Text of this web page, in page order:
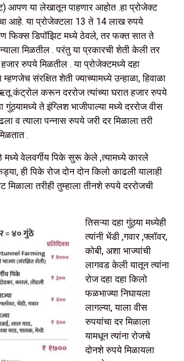
आपण या लेखातून पाहणार आहोत .हा प्रोजेक्ट
आहे. या प्रोजेक्टला 13 ते 14 लाख रुपये
फिक्स डिपॉझिट मध्ये ठेवले, तर फक्त सात ते
मिळतील . परंतु या प्रकारची शेती केली तर
रुपये मिळतील . या प्रोजेक्टमध्ये दहा
संरक्षित शेती ज्याच्यामध्ये उन्हाळा, हिवाळा
ऋतू कंट्रोल करून दररोज त्यांच्या घरात हजार रुपये
गुंठ्यामध्ये ते इंग्लिश भाजीपाल्या मध्ये दररोज वीस
व त्याला पन्नास रुपये जरी दर मिळाला तरी
.
मध्ये वेलवर्गीय पिके सुरू केले ,त्यामध्ये कारले
ही पिके रोज दोन दोन किलो काढली यालाही
मिळाला तरीही तुम्हाला तीनशे रुपये दररोजची
तिसऱ्या दहा गुंठ्या मध्येही
त्यांनी भेंडी ,गवार ,फ्लॉवर,
कोबी, अशा भाज्यांची
लागवड केली यातून त्यांना
रोज दहा दहा किलो
फळभाज्या निघायला
लागल्या, याला वीस
रुपयांचा दर मिळाला
यामधून त्यांना रोजचे
दोनशे रुपये मिळायला